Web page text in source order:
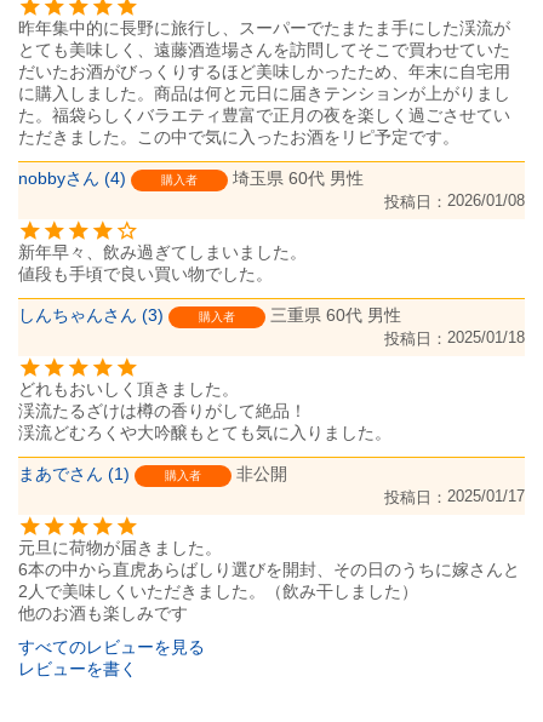
昨年集中的に長野に旅行し、スーパーでたまたま手にした渓流が
とても美味しく、遠藤酒造場さんを訪問してそこで買わせていた
だいたお酒がびっくりするほど美味しかったため、年末に自宅用
に購入しました。商品は何と元日に届きテンションが上がりまし
た。福袋らしくバラエティ豊富で正月の夜を楽しく過ごさせてい
ただきました。この中で気に入ったお酒をリピ予定です。
nobby 4 購入者 埼玉県 60代 男性
投稿日 2026/01/08
新年早々、飲み過ぎてしまいました。
値段も手頃で良い買い物でした。
しんちゃん 3 購入者 三重県 60代 男性
投稿日 2025/01/18
どれもおいしく頂きました。
渓流たるざけは樽の香りがして絶品！
渓流どむろくや大吟醸もとても気に入りました。
まあで 1 購入者 非公開
投稿日 2025/01/17
元旦に荷物が届きました。
6本の中から直虎あらばしり選びを開封、その日のうちに嫁さんと
2人で美味しくいただきました。（飲み干しました）
他のお酒も楽しみです
すべてのレビューを見る
レビューを書く